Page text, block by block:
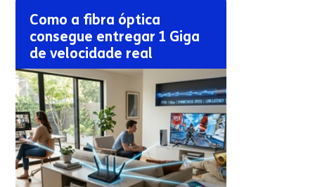
Como a fibra óptica
consegue entregar 1 Giga
de velocidade real